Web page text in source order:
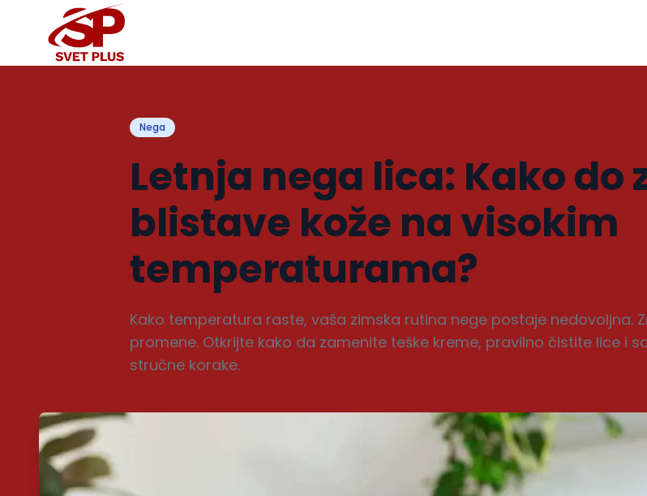
Nega
Letnja nega lica: Kako do
blistave kože na visokim
temperaturama?
Kako temperatura raste, vaša zimska rutina nege postaje nedovoljna.
promene. Otkrijte kako da zamenite teške kreme, pravilno čistite lice i
stručne korake.